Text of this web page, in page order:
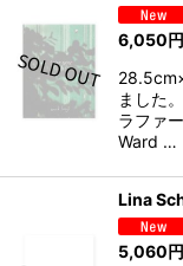
6,050円
ました
ラファ
Ward …
Lina
5,060円